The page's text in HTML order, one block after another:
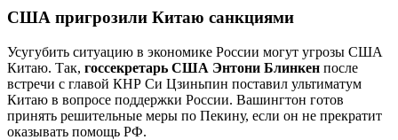
США пригрозили Китаю санкциями
Усугубить ситуацию в экономике России могут угрозы США
Китаю. Так, госсекретарь США Энтони Блинкен после
встречи с главой КНР Си Цзиньпин поставил ультиматум
Китаю в вопросе поддержки России. Вашингтон готов
принять решительные меры по Пекину, если он не прекратит
оказывать помощь РФ.